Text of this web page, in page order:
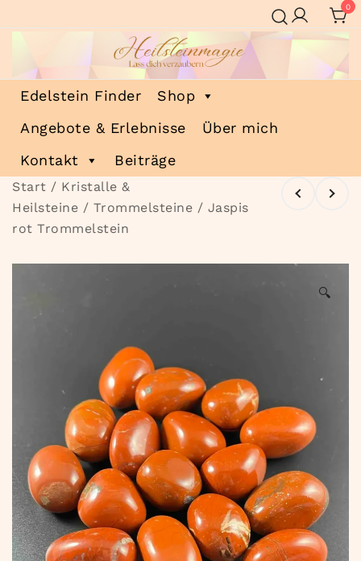
Inhalt
0
Heilsteinmagie
Lass dich verzaubern
Edelstein Finder
Shop
Angebote & Erlebnisse
Über mich
Kontakt
Beiträge
Start / Kristalle &
Heilsteine / Trommelsteine / Jaspis
rot Trommelstein
🔍